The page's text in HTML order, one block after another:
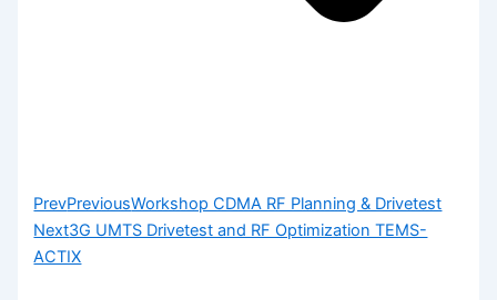
PrevPreviousWorkshop CDMA RF Planning & Drivetest
Next3G UMTS Drivetest and RF Optimization TEMS-
ACTIX